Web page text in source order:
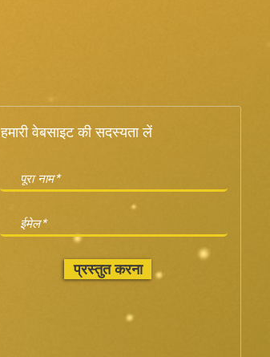
हमारी वेबसाइट की सदस्यता लें
प्रस्तुत करना